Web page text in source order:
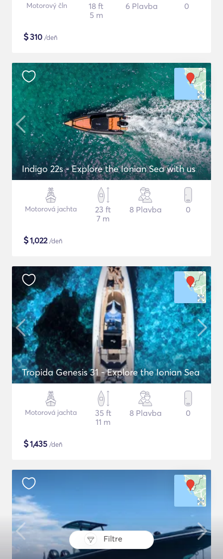
Filtre
Motorový čln
18 ft
5 m
6 Plavba 0
$310 /deň
Indigo 22s - Explore the Ionian Sea with us
Motorová jachta
23 ft
7 m
8 Plavba 0
$1,022/deň
Tropida Genesis 31 - Explore the Ionian Sea
Motorová jachta
35 ft
11 m
8 Plavba 0
$1,435 /deň